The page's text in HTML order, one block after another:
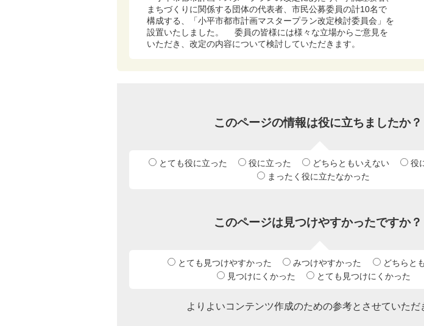
まちづくりに関係する団体の代表者、市民公募委員の計10名で
構成する、「小平市都市計画マスタープラン改定検討委員会」を
設置いたしました。 委員の皆様には様々な立場からご意見を
いただき、改定の内容について検討していただきます。
このページの情報は役に立ちましたか？
とても役に立った 役に立った どちらともいえない
役
まったく役に立たなかった
このページは見つけやすかったですか？
とても見つけやすかった みつけやすかった
どちらと
見つけにくかった
とても見つけにくかった
よりよいコンテンツ作成のための参考とさせていただ